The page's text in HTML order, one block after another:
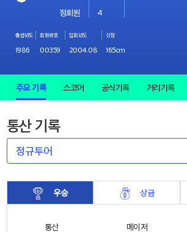
정회원 4
출생년도
1986
회원번호
00359
입회년도
2004.08
신장
165cm
주요 기록 스코어 공식기록 거리기록
통산 기록
우승 상금
통산 메이저